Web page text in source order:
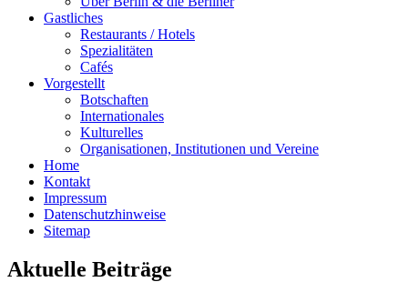
Gastliches
Restaurants / Hotels
Spezialitäten
Cafés
Vorgestellt
Botschaften
Internationales
Kulturelles
Organisationen, Institutionen und Vereine
Home
Kontakt
Impressum
Datenschutzhinweise
Sitemap
Aktuelle Beiträge